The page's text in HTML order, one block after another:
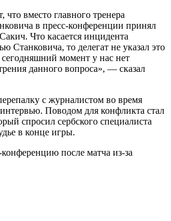
вместо главного тренера
в пресс-конференции принял
Что касается инцидента
Станковича, то делегат не указал это
момент у нас нет
данного вопроса», — сказал
с журналистом во время
Поводом для конфликта стал
спросил сербского специалиста
в конце игры.
после матча из-за